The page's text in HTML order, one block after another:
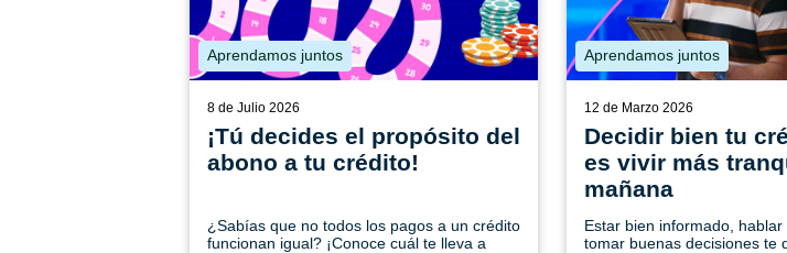
Aprendamos juntos
8 de Julio 2026
¡Tú decides el propósito del
abono a tu crédito!
¿Sabías que no todos los pagos a un crédito
funcionan igual? ¡Conoce cuál te lleva a
Aprendamos juntos
12 de Marzo 2026
Decidir bien tu
es vivir más
mañana
Estar bien informado,
tomar buenas decisiones te